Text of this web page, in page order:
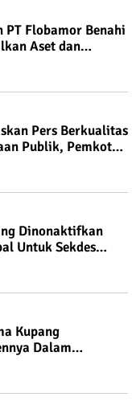
Flobamor Benahi
Aset dan
Pers Berkualitas
Publik, Pemkot
SMSI NTT
Dinonaktifkan
Untuk Sekdes
Kupang
Dalam
Masyarakat